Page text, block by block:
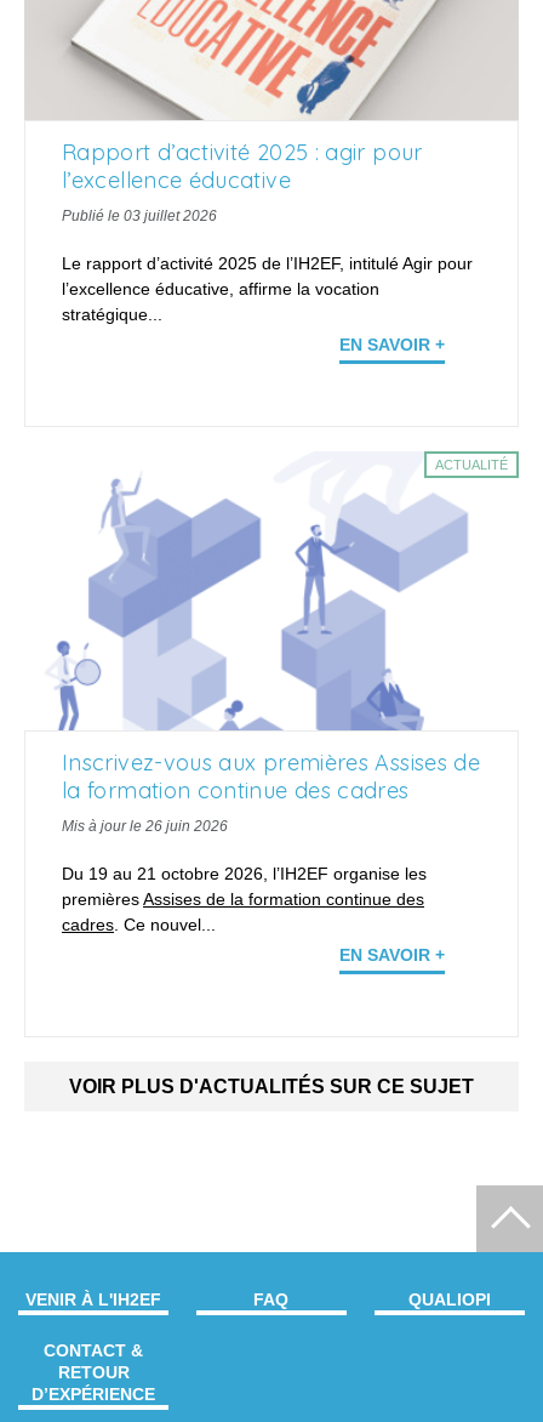
Rapport d’activité 2025 : agir pour
l’excellence éducative
Publié le 03 juillet 2026
Le rapport d’activité 2025 de l’IH2EF, intitulé Agir pour
l’excellence éducative, affirme la vocation
stratégique...
EN SAVOIR +
ACTUALITÉ
Inscrivez-vous aux premières Assises de
la formation continue des cadres
Mis à jour le 26 juin 2026
Du 19 au 21 octobre 2026, l’IH2EF organise les
premièresAssises de la formation continue des
cadres . Ce nouvel...
EN SAVOIR +
VOIR PLUS D'ACTUALITÉS SUR CE SUJET
VENIR À L'IH2EF FAQ QUALIOPI
CONTACT &
RETOUR
D’EXPÉRIENCE